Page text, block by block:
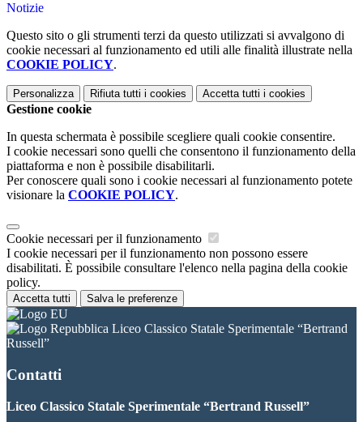
Notizie
Questo sito o gli strumenti terzi da questo utilizzati si avvalgono di
cookie necessari al funzionamento ed utili alle finalità illustrate nella
COOKIE POLICY.
Personalizza Rifiuta tutti i cookies Accetta tutti i cookies
Gestione cookie
In questa schermata è possibile scegliere quali cookie consentire.
I cookie necessari sono quelli che consentono il funzionamento della
piattaforma e non è possibile disabilitarli.
Per conoscere quali sono i cookie necessari al funzionamento potete
visionare la COOKIE POLICY.
Cookie necessari per il funzionamento
I cookie necessari per il funzionamento non possono essere
disabilitati. È possibile consultare l'elenco nella pagina della cookie
policy.
Accetta tutti Salva le preferenze
Liceo Classico Statale Sperimentale “Bertrand
Russell”
Contatti
Liceo Classico Statale Sperimentale “Bertrand Russell”